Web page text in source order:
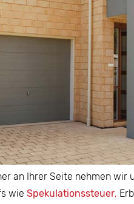
an Ihrer Seite nehmen wir
wie Spekulationssteuer,